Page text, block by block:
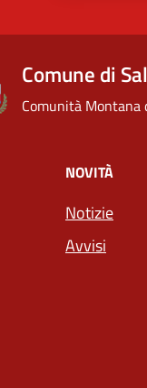
Comune di
Comunità Montana
NOVITÀ
Notizie
Avvisi